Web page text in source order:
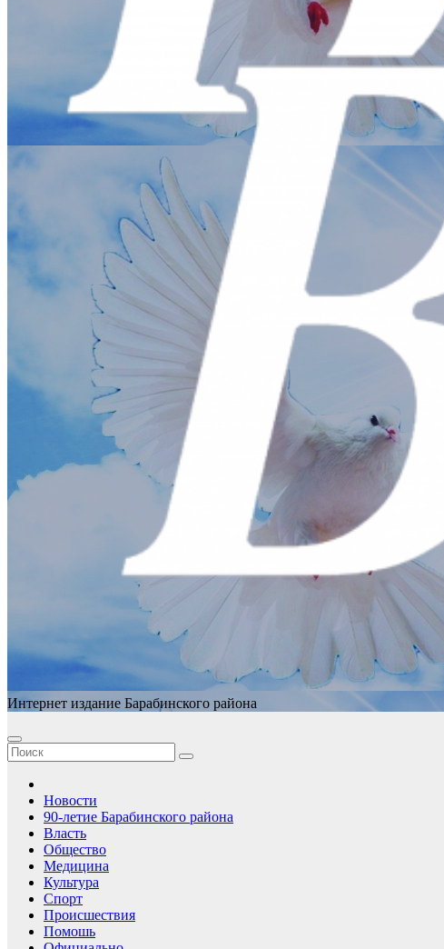
Интернет издание Барабинского района
Новости
90-летие Барабинского района
Власть
Общество
Медицина
Культура
Спорт
Происшествия
Помошь